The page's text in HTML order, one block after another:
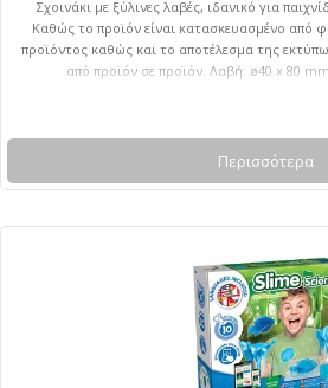
Σχοινάκι με ξύλινες λαβές, ιδανικό για
Καθώς το προϊόν είναι κατασκευασμένο από
προϊόντος καθώς και το αποτέλεσμα της
από προϊόν σε προϊόν. Λαβή: ø40 x 80
Περισσότερα